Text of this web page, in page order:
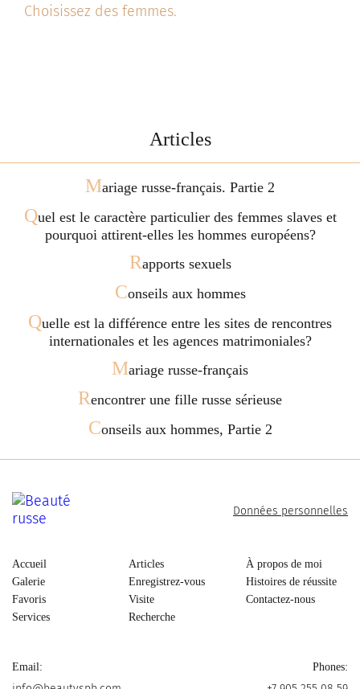
Choisissez des femmes.
Articles
Mariage russe-français. Partie 2
Quel est le caractère particulier des femmes slaves et
pourquoi attirent-elles les hommes européens?
Rapports sexuels
Conseils aux hommes
Quelle est la différence entre les sites de rencontres
internationales et les agences matrimoniales?
Mariage russe-français
Rencontrer une fille russe sérieuse
Conseils aux hommes, Partie 2
Accueil
Galerie
Favoris
Services
Articles
Enregistrez-vous
Visite
Recherche
À propos de moi
Histoires de réussite
Contactez-nous
Données personnelles
Email: Phones: